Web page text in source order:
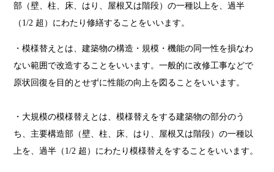
部（壁、柱、床、はり、屋根又は階段）の一種以上を、過半
（1/2 超）にわたり修繕することをいいます。
・模様替えとは、建築物の構造・規模・機能の同一性を損なわ
ない範囲で改造することをいいます。一般的に改修工事などで
原状回復を目的とせずに性能の向上を図ることをいいます。
・大規模の模様替えとは、模様替えをする建築物の部分のう
ち、主要構造部（壁、柱、床、はり、屋根又は階段）の一種以
上を、過半（1/2 超）にわたり模様替えをすることをいいます。